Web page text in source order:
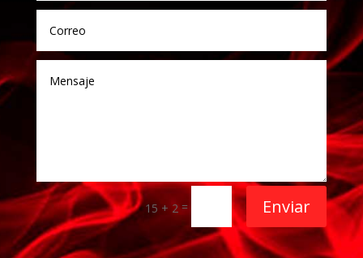
15 + 2 = Enviar